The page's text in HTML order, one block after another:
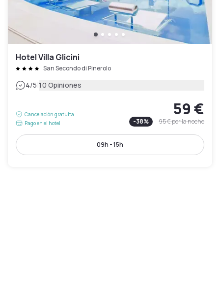
Hotel Villa Glicini
San Secondo di Pinerolo
4/5|10 Opiniones
Cancelación gratuita
Pago en el hotel
59 €
-38% 95 €por la noche
09h - 15h